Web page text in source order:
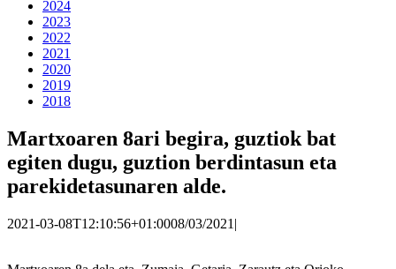
2024
2023
2022
2021
2020
2019
2018
Martxoaren 8ari begira, guztiok bat
egiten dugu, guztion berdintasun eta
parekidetasunaren alde.
2021-03-08T12:10:56+01:0008/03/2021 |